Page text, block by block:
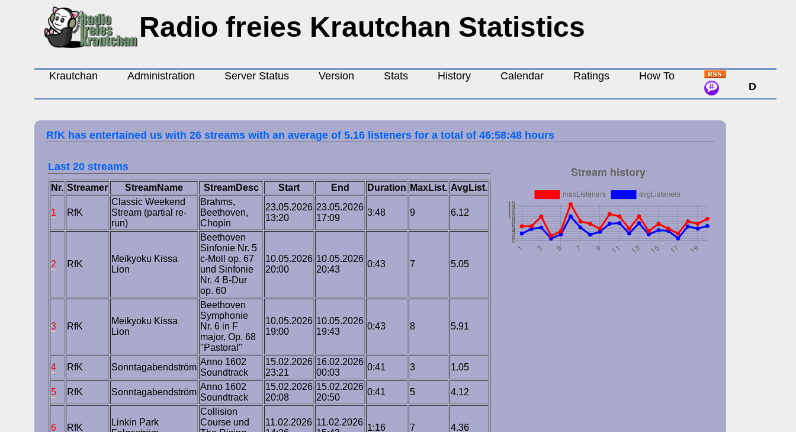
Radio freies Krautchan Statistics
Krautchan Administration Server Status Version Stats History Calendar Ratings
How To
D
RfK has entertained us with 26 streams with an average of 5.16 listeners for a total of 46:58:48 hours
Last 20 streams
Nr. Streamer StreamName StreamDesc Start End Duration MaxList. AvgList.
1 RfK
Classic Weekend
Stream (partial re-
run)
Brahms,
Beethoven,
Chopin
23.05.2026
13:20
23.05.2026
17:09
3:48 9 6.12
2 RfK
Meikyoku Kissa
Lion
Beethoven
Sinfonie Nr. 5
c-Moll op. 67
und Sinfonie
Nr. 4 B-Dur
op. 60
10.05.2026
20:00
10.05.2026
20:43
0:43 7 5.05
3 RfK
Meikyoku Kissa
Lion
Beethoven
Symphonie
Nr. 6 in F
major, Op. 68
"Pastoral"
10.05.2026
19:00
10.05.2026
19:43
0:43 8 5.91
4 RfK Sonntagabendström
Anno 1602
Soundtrack
15.02.2026
23:21
16.02.2026
00:03
0:41 3 1.05
5 RfK Sonntagabendström
Anno 1602
Soundtrack
15.02.2026
20:08
15.02.2026
20:50
0:41 5 4.12
6 RfK
Linkin Park
Collision
Course und
11.02.2026 11.02.2026
1:16 7 4.36